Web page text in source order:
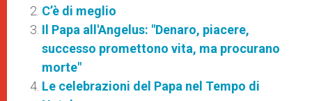
C’è di meglio
Il Papa all'Angelus: "Denaro, piacere,
successo promettono vita, ma procurano
morte"
Le celebrazioni del Papa nel Tempo di